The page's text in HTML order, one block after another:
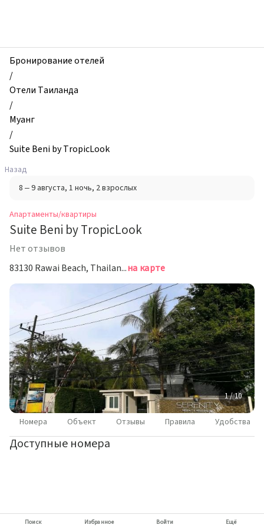
и
квартиры,
Suite
Beni
by
TropicLook,
Муанг,
Таиланд
Бронирование отелей
/
Отели Таиланда
/
Муанг
/
Suite Beni by TropicLook
Назад
8 – 9 августа, 1 ночь, 2 взрослых
Апартаменты/квартиры
Suite Beni by TropicLook
Нет отзывов
83130 Rawai Beach, Thailand, Равайна карте
1 / 10
Номера Объект Отзывы Правила Удобства
Доступные номера
Поиск Избранное Войти Ещё